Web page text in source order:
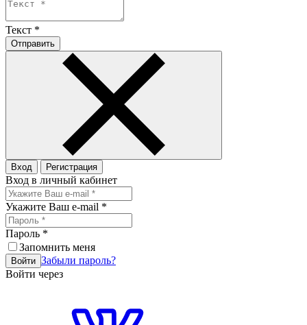
Текст *
Отправить
Вход Регистрация
Вход в личный кабинет
Укажите Ваш e-mail *
Пароль *
Запомнить меня
Войти Забыли пароль?
Войти через